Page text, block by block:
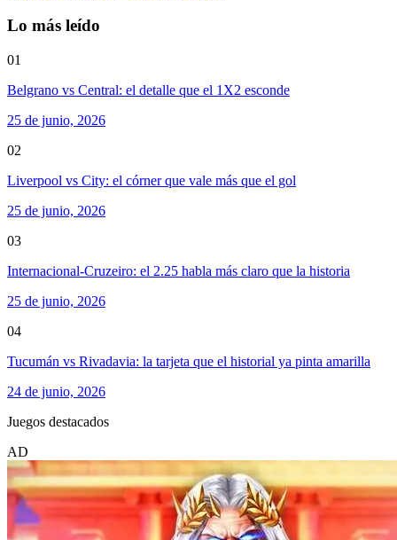
Lo más leído
01
Belgrano vs Central: el detalle que el 1X2 esconde
25 de junio, 2026
02
Liverpool vs City: el córner que vale más que el gol
25 de junio, 2026
03
Internacional-Cruzeiro: el 2.25 habla más claro que la historia
25 de junio, 2026
04
Tucumán vs Rivadavia: la tarjeta que el historial ya pinta amarilla
24 de junio, 2026
Juegos destacados
AD